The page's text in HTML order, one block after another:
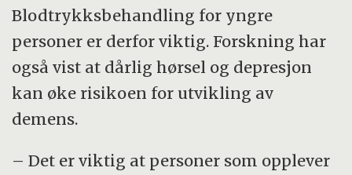
Blodtrykksbehandling for yngre
personer er derfor viktig. Forskning har
også vist at dårlig hørsel og depresjon
kan øke risikoen for utvikling av
demens.
– Det er viktig at personer som opplever